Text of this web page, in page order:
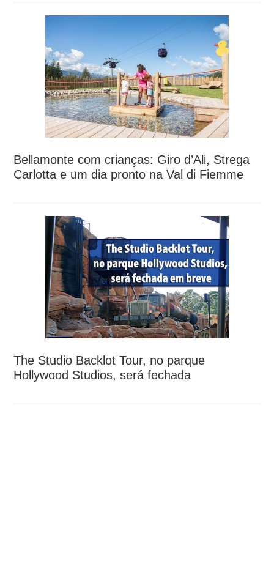
Bellamonte com crianças: Giro d’Ali, Strega
Carlotta e um dia pronto na Val di Fiemme
The Studio Backlot Tour, no parque
Hollywood Studios, será fechada